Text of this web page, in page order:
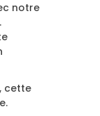
notre
.
cette